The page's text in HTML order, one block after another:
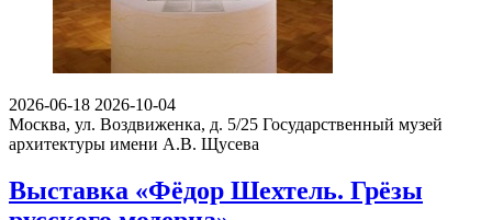
2026-06-18 2026-10-04
Москва, ул. Воздвиженка, д. 5/25 Государственный музей
архитектуры имени А.В. Щусева
Выставка «Фёдор Шехтель. Грёзы